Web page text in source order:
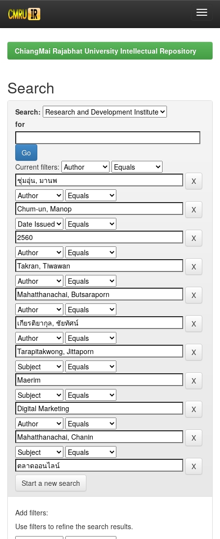
navigationChiangMai Rajabhat University Intellectual Repository
Search
Search:
for
Current filters:
Start a new search
Add filters:
Use filters to refine the search results.